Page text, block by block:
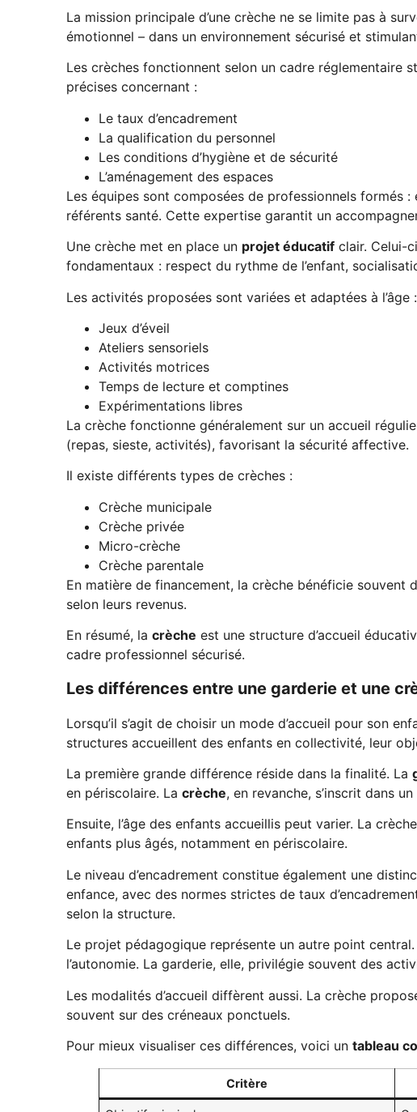
La mission principale d’une crèche ne se limite pas à
émotionnel – dans un environnement sécurisé et
Les crèches fonctionnent selon un cadre réglementaire
précises concernant :
Le taux d’encadrement
La qualification du personnel
Les conditions d’hygiène et de sécurité
L’aménagement des espaces
Les équipes sont composées de professionnels formés
référents santé. Cette expertise garantit un
Une crèche met en place un projet éducatif clair. Celui-
fondamentaux : respect du rythme de l’enfant,
Les activités proposées sont variées et adaptées à l’âge :
Jeux d’éveil
Ateliers sensoriels
Activités motrices
Temps de lecture et comptines
Expérimentations libres
La crèche fonctionne généralement sur un accueil
(repas, sieste, activités), favorisant la sécurité affective.
Il existe différents types de crèches :
Crèche municipale
Crèche privée
Micro-crèche
Crèche parentale
En matière de financement, la crèche bénéficie souvent
selon leurs revenus.
En résumé, la crèche est une structure d’accueil
cadre professionnel sécurisé.
Les différences entre une garderie et une
Lorsqu’il s’agit de choisir un mode d’accueil pour son
structures accueillent des enfants en collectivité, leur
La première grande différence réside dans la finalité. La
en périscolaire. La crèche, en revanche, s’inscrit dans
Ensuite, l’âge des enfants accueillis peut varier. La
enfants plus âgés, notamment en périscolaire.
Le niveau d’encadrement constitue également une
enfance, avec des normes strictes de taux
selon la structure.
Le projet pédagogique représente un autre point
l’autonomie. La garderie, elle, privilégie souvent des
Les modalités d’accueil diffèrent aussi. La crèche
souvent sur des créneaux ponctuels.
Pour mieux visualiser ces différences, voici un tableau
Critère